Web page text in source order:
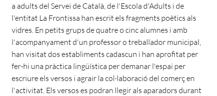
a adults del Servei de Català, de l'Escola d'Adults i de
l'entitat La Frontissa han escrit els fragments poètics als
vidres. En petits grups de quatre o cinc alumnes i amb
l'acompanyament d'un professor o treballador municipal,
han visitat dos establiments cadascun i han aprofitat per
fer-hi una pràctica lingüística per demanar l'espai per
escriure els versos i agrair la col·laboració del comerç en
l'activitat. Els versos es podran llegir als aparadors durant